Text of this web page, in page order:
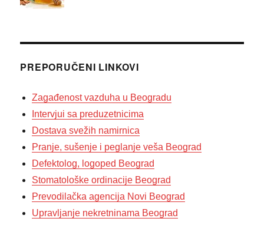
PREPORUČENI LINKOVI
Zagađenost vazduha u Beogradu
Intervjui sa preduzetnicima
Dostava svežih namirnica
Pranje, sušenje i peglanje veša Beograd
Defektolog, logoped Beograd
Stomatološke ordinacije Beograd
Prevodilačka agencija Novi Beograd
Upravljanje nekretninama Beograd